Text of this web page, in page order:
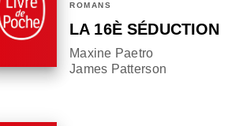
ROMANS
LA 16È SÉDUCTION
Maxine Paetro
James Patterson